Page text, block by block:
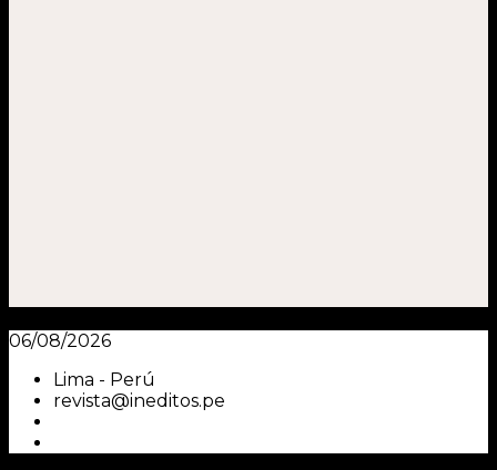
06/08/2026
Lima - Perú
revista@ineditos.pe